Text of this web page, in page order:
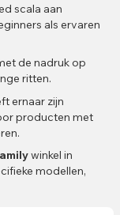
scala aan
als ervaren
de nadruk op
ritten.
ernaar zijn
producten met
winkel in
modellen,